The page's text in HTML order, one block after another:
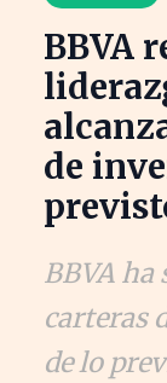
BBVA
de
BBVA ha
carteras
de lo